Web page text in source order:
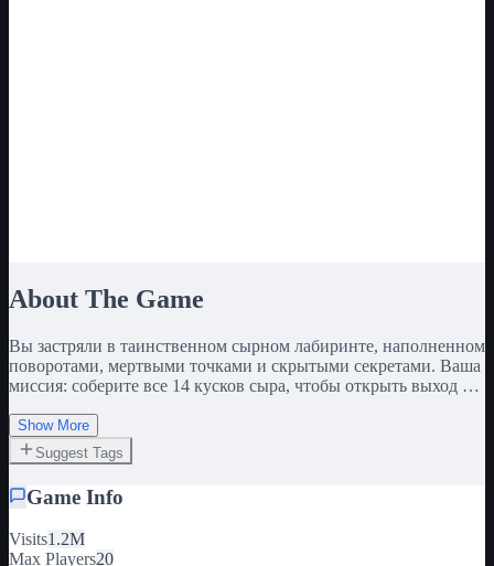
About The Game
Вы застряли в таинственном сырном лабиринте, наполненном
поворотами, мертвыми точками и скрытыми секретами. Ваша
миссия: соберите все 14 кусков сыра, чтобы открыть выход и
крыса, охотящаяся на всех, кто осмелится собрать сыр. Чем
дольше вы останетесь, тем более агрессивной она становится.
✨ Особенности игры: Сложный сырный лабиринт с
секретными дорожками и ловушками Система прогресса:
каждый собранный сыр приближает вас к свободе
умнее Играйте в одиночку или с друзьями, чтобы увидеть, кто
Show More
Suggest Tags
Game Info
Visits1.2M
Max Players20